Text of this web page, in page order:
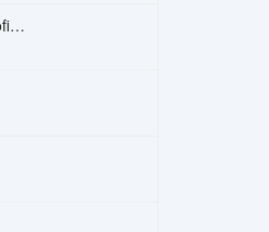
Le-Professionnel (Der Profi) – Chi Mai